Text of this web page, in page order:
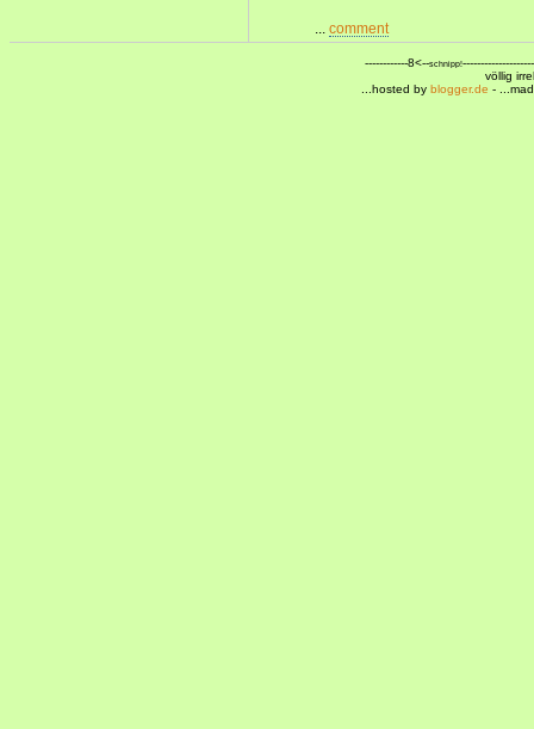
comment
------------8<--schnipp!
völlig
...hosted by blogger.de -